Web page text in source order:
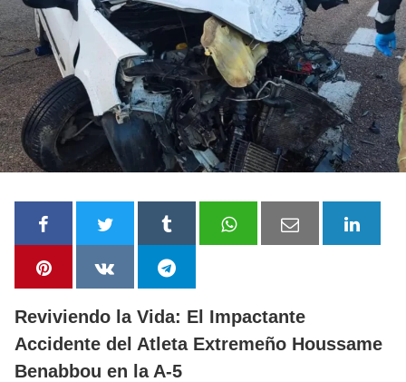
Reviviendo la Vida: El Impactante
Accidente del Atleta Extremeño Houssame
Benabbou en la A-5